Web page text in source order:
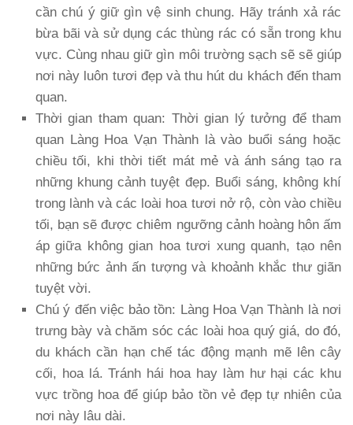
cần chú ý giữ gìn vệ sinh chung. Hãy tránh xả rác
bừa bãi và sử dụng các thùng rác có sẵn trong khu
vực. Cùng nhau giữ gìn môi trường sạch sẽ sẽ giúp
nơi này luôn tươi đẹp và thu hút du khách đến tham
quan.
Thời gian tham quan: Thời gian lý tưởng để tham
quan Làng Hoa Vạn Thành là vào buổi sáng hoặc
chiều tối, khi thời tiết mát mẻ và ánh sáng tạo ra
những khung cảnh tuyệt đẹp. Buổi sáng, không khí
trong lành và các loài hoa tươi nở rộ, còn vào chiều
tối, bạn sẽ được chiêm ngưỡng cảnh hoàng hôn ấm
áp giữa không gian hoa tươi xung quanh, tạo nên
những bức ảnh ấn tượng và khoảnh khắc thư giãn
tuyệt vời.
Chú ý đến việc bảo tồn: Làng Hoa Vạn Thành là nơi
trưng bày và chăm sóc các loài hoa quý giá, do đó,
du khách cần hạn chế tác động mạnh mẽ lên cây
cối, hoa lá. Tránh hái hoa hay làm hư hại các khu
vực trồng hoa để giúp bảo tồn vẻ đẹp tự nhiên của
nơi này lâu dài.